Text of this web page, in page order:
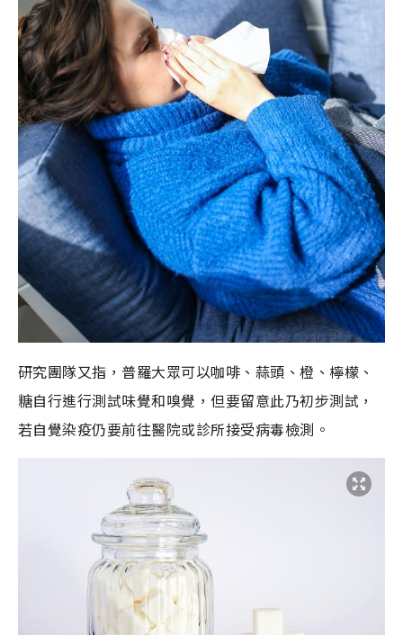
研究團隊又指，普羅大眾可以咖啡、蒜頭、橙、檸檬、
糖自行進行測試味覺和嗅覺，但要留意此乃初步測試，
若自覺染疫仍要前往醫院或診所接受病毒檢測。